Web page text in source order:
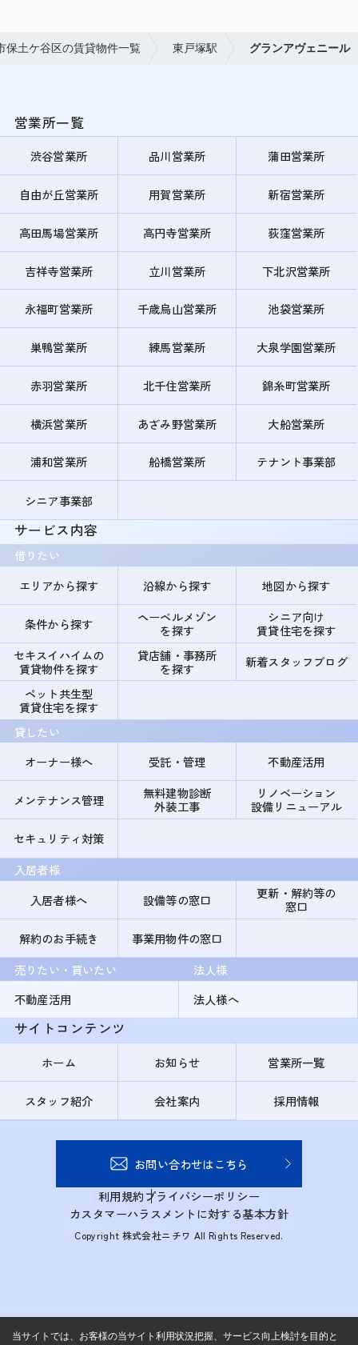
保土ケ谷区の賃貸物件一覧 東戸塚駅 グランアヴェニール
営業所一覧
渋谷営業所 品川営業所 蒲田営業所
自由が丘営業所 用賀営業所 新宿営業所
高田馬場営業所 高円寺営業所 荻窪営業所
吉祥寺営業所 立川営業所 下北沢営業所
永福町営業所 千歳烏山営業所 池袋営業所
巣鴨営業所 練馬営業所 大泉学園営業所
赤羽営業所 北千住営業所 錦糸町営業所
横浜営業所 あざみ野営業所 大船営業所
浦和営業所 船橋営業所 テナント事業部
シニア事業部
サービス内容
借りたい
エリアから探す
沿線から探す 地図から探す
条件から探す
ヘーベルメゾン
を探す
シニア向け
賃貸住宅を探す
セキスイハイムの
賃貸物件を探す
貸店舗・事務所
を探す
新着スタッフブログ
ペット共生型
賃貸住宅を探す
貸したい
オーナー様へ
受託・管理 不動産活用
メンテナンス管理
無料建物診断
外装工事
リノベーション
設備リニューアル
セキュリティ対策
入居者様
入居者様へ
設備等の窓口
更新・解約等の
窓口
解約のお手続き
事業用物件の窓口
売りたい・買いたい
不動産活用
法人様
法人様へ
サイトコンテンツ
ホーム お知らせ 営業所一覧
スタッフ紹介 会社案内 採用情報
お問い合わせはこちら
利用規約プライバシーポリシー
カスタマーハラスメントに対する基本方針
Copyright 株式会社ニチワ All Rights Reserved.
当サイトでは、お客様の当サイト利用状況把握、サービス向上検討を目的と